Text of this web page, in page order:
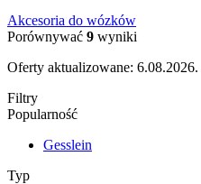
Akcesoria do wózków
Porównywać 9 wyniki
Oferty aktualizowane: 6.08.2026.
Filtry
Popularność
Gesslein
Typ